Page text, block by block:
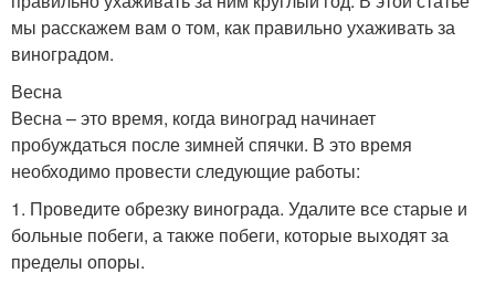
мы расскажем вам о том, как правильно ухаживать за
виноградом.
Весна
Весна – это время, когда виноград начинает
пробуждаться после зимней спячки. В это время
необходимо провести следующие работы:
1. Проведите обрезку винограда. Удалите все старые и
больные побеги, а также побеги, которые выходят за
пределы опоры.